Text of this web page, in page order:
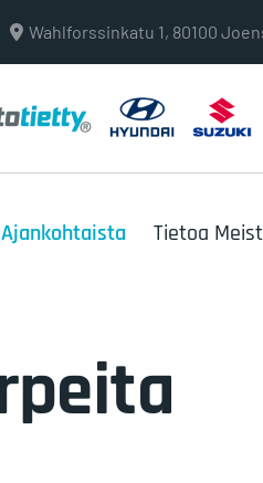
Wahlforssinkatu 1, 80100
Ajankohtaista Tietoa